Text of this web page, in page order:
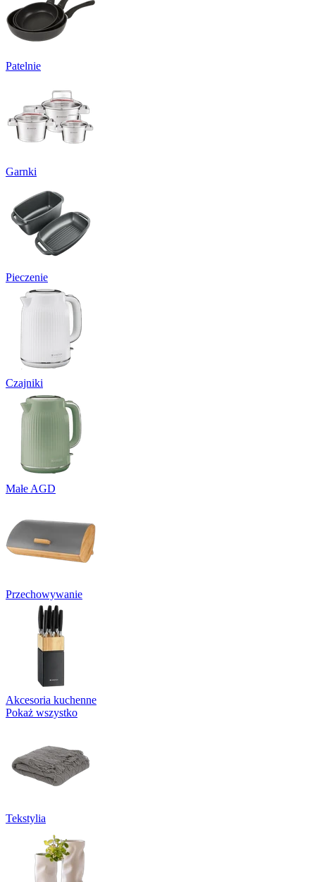
Patelnie
Garnki
Pieczenie
Czajniki
Małe AGD
Przechowywanie
Akcesoria kuchenne
Pokaż wszystko
Tekstylia